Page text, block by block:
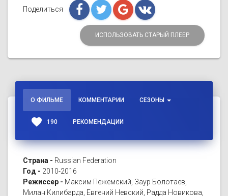
Поделиться
ИСПОЛЬЗОВАТЬ СТАРЫЙ ПЛЕЕР
О ФИЛЬМЕ КОММЕНТАРИИ СЕЗОНЫ
favorite 190 РЕКОМЕНДАЦИИ
Страна - Russian Federation
Год - 2010-2016
Режиссер - Максим Пежемский, Заур Болотаев,
Милан Килибарда, Евгений Невский, Радда Новикова,